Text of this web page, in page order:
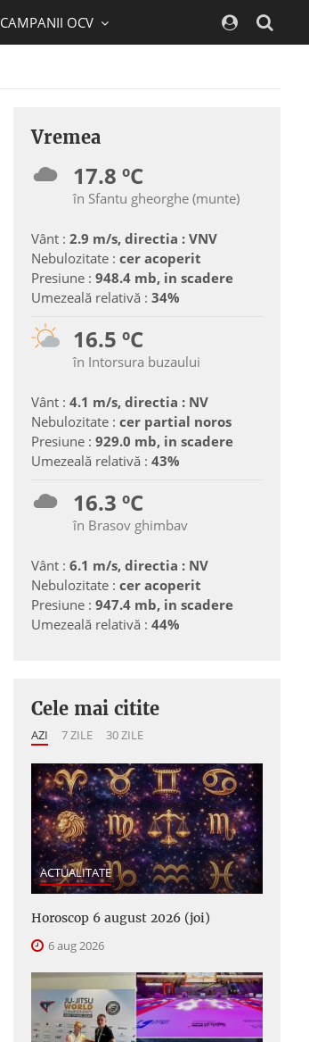
CAMPANII OCV
Vremea
17.8 ºC
în Sfantu gheorghe (munte)
Vânt : 2.9 m/s, directia : VNV
Nebulozitate : cer acoperit
Presiune : 948.4 mb, in scadere
Umezeală relativă : 34%
16.5 ºC
în Intorsura buzaului
Vânt : 4.1 m/s, directia : NV
Nebulozitate : cer partial noros
Presiune : 929.0 mb, in scadere
Umezeală relativă : 43%
16.3 ºC
în Brasov ghimbav
Vânt : 6.1 m/s, directia : NV
Nebulozitate : cer acoperit
Presiune : 947.4 mb, in scadere
Umezeală relativă : 44%
Cele mai citite
AZI 7 ZILE 30 ZILE
ACTUALITATE
Horoscop 6 august 2026 (joi)
6 aug 2026